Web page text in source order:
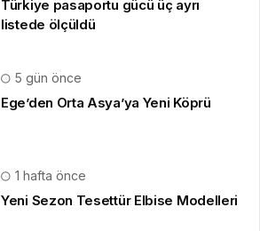
Türkiye pasaportu gücü üç ayrı
listede ölçüldü
5 gün önce
Ege’den Orta Asya’ya Yeni Köprü
1 hafta önce
Yeni Sezon Tesettür Elbise Modelleri